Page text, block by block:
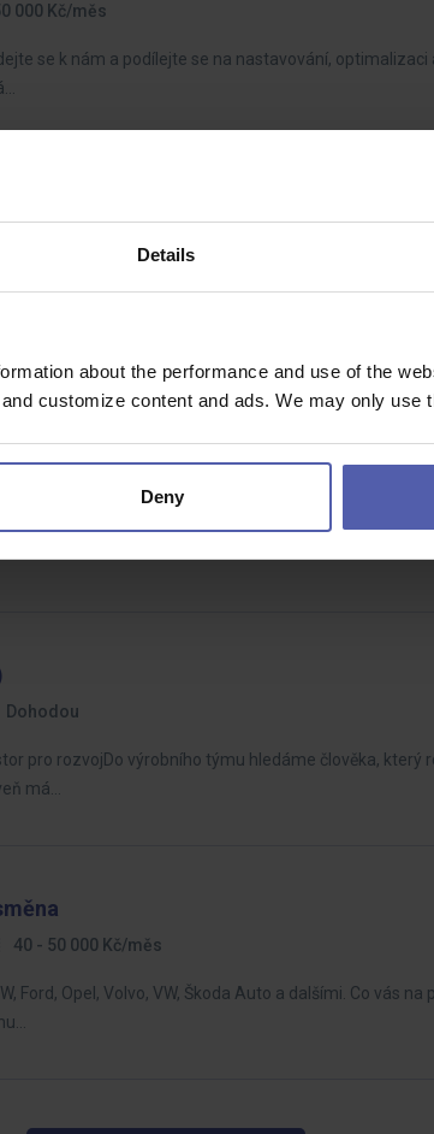
Details
about the performance and use of the
customize content and ads. We may only use
Deny
000 Kč/měs
se k nám a podílejte se na nastavování, optimalizaci
100 - 30 400 Kč/měs
stabilní výrobní společnosti a podílet se na výrobě
zmeny v oblasti odlievania kovov? V pracovnej pozícii
Dohodou
pro rozvojDo výrobního týmu hledáme člověka, který
má…
40 - 50 000 Kč/měs
Opel, Volvo, VW, Škoda Auto a dalšími. Co vás na